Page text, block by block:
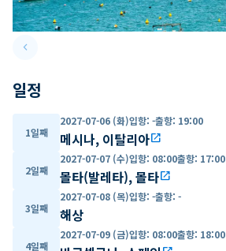
keyboard_arrow_leftPrevious slide
일정
1일째
2027-07-06 (화)입항: -출항: 19:00
메시나, 이탈리아open_in_new
2일째
2027-07-07 (수)입항: 08:00출항: 17:00
몰타(발레타), 몰타open_in_new
3일째
2027-07-08 (목)입항: -출항: -
해상
4일째
2027-07-09 (금)입항: 08:00출항: 18:00